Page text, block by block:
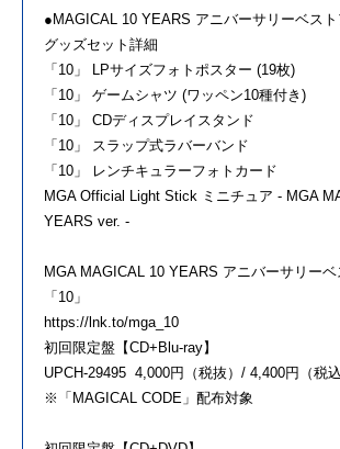
●MAGICAL 10 YEARS アニバーサリーベスト
グッズセット詳細
「10」 LPサイズフォトポスター (19枚)
「10」 ゲームシャツ (ワッペン10種付き)
「10」 CDディスプレイスタンド
「10」 スラップ式ラバーバンド
「10」 レンチキュラーフォトカード
MGA Official Light Stick ミニチュア - MGA
YEARS ver. -
MGA MAGICAL 10 YEARS アニバーサリー
「10」
https://lnk.to/mga_10
初回限定盤【CD+Blu-ray】
UPCH-29495 4,000円（税抜）/ 4,400円（税込
※「MAGICAL CODE」配布対象